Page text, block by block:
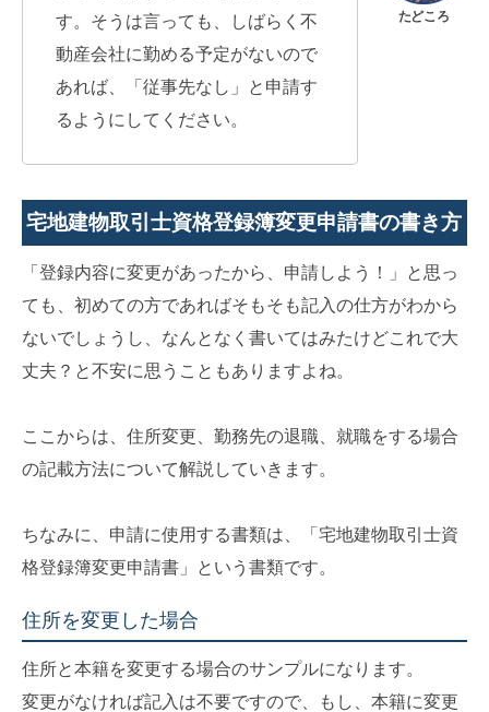
す。そうは言っても、しばらく不
動産会社に勤める予定がないので
あれば、「従事先なし」と申請す
るようにしてください。
宅地建物取引士資格登録簿変更申請書の書き方
「登録内容に変更があったから、申請しよう！」と思っ
ても、初めての方であればそもそも記入の仕方がわから
ないでしょうし、なんとなく書いてはみたけどこれで大
丈夫？と不安に思うこともありますよね。
ここからは、住所変更、勤務先の退職、就職をする場合
の記載方法について解説していきます。
ちなみに、申請に使用する書類は、「宅地建物取引士資
格登録簿変更申請書」という書類です。
住所を変更した場合
住所と本籍を変更する場合のサンプルになります。
変更がなければ記入は不要ですので、もし、本籍に変更